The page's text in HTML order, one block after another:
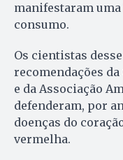
manifestaram uma
consumo.
Os cientistas
recomendações
e da Associação
defenderam, por
doenças do
vermelha.